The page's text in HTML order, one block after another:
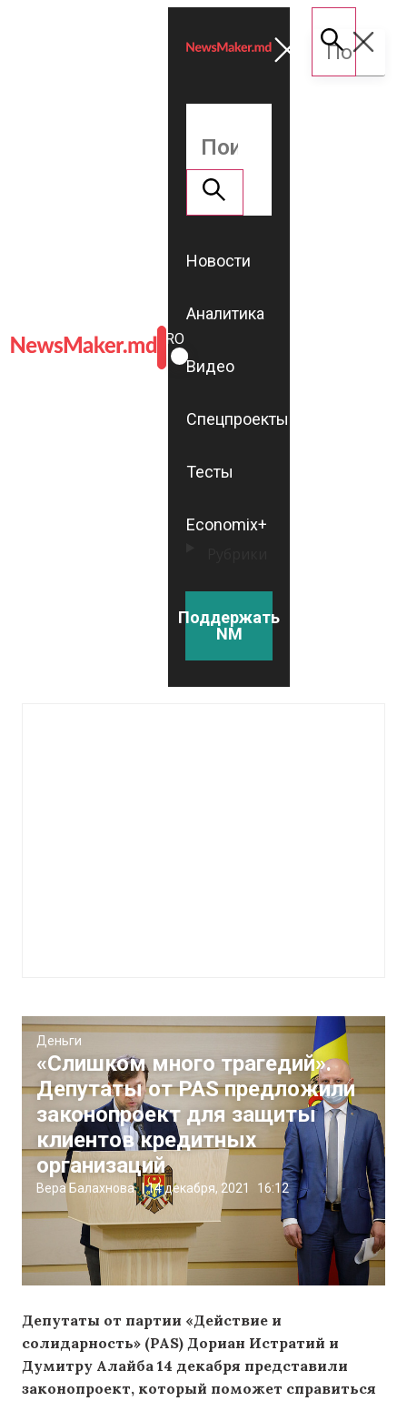
ROMÂNĂ
RU
Новости
Аналитика
Видео
Спецпроекты
Тесты
Economix+
Поддержать
NM
Деньги
«Слишком много трагедий».
Депутаты от PAS предложили
законопроект для защиты
клиентов кредитных
организаций
Вера Балахнова |14 декабря, 2021 16:12
Депутаты от партии «Действие и
солидарность» (PAS) Дориан Истратий и
Думитру Алайба 14 декабря представили
законопроект, который поможет справиться